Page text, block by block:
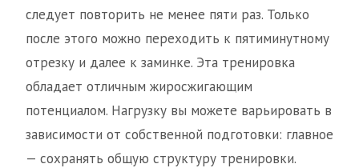
следует повторить не менее пяти раз. Только
после этого можно переходить к пятиминутному
отрезку и далее к заминке. Эта тренировка
обладает отличным жиросжигающим
потенциалом. Нагрузку вы можете варьировать в
зависимости от собственной подготовки: главное
— сохранять общую структуру тренировки.